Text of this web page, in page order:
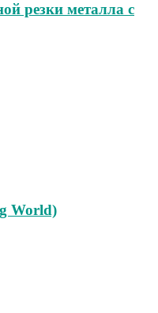
резки металла с
World)